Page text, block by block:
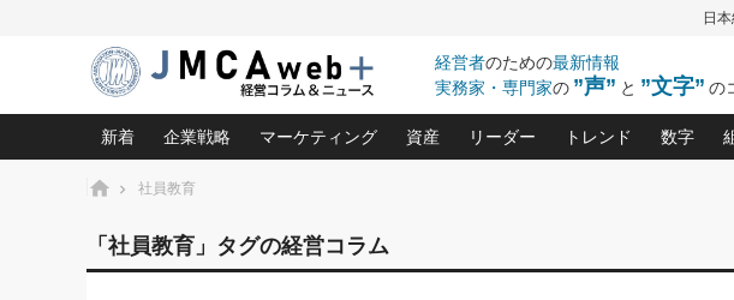
日
経営者のための最新情報
実務家・専門家の ”声” と ”文字” の
新着 企業戦略
中小企業の「１位づくり」戦略(96)
利益を最大化する「業務改善」横田尚哉氏(5)
マーケティング
ネット戦略成功の秘訣 圧倒的に儲かる仕組みづくり講座(12)
ビジネスを一瞬で制する！一流グローバル経営者は知ってい
資産
どうなる金融業界(39)
リーダー
ビジネスリーダー×次の一手「牟
トレンド 数字
おカネ
ホーム 社員教育
「社員教育」タグの経営コラム